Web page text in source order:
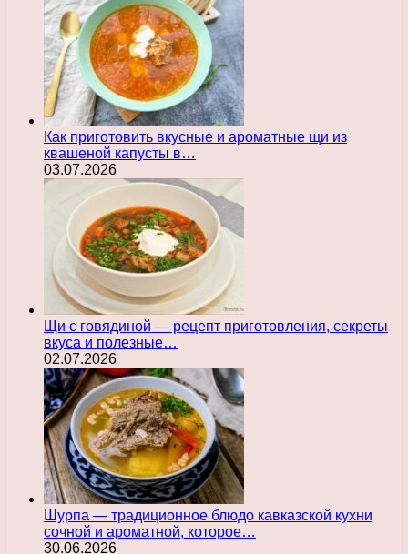
Как приготовить вкусные и ароматные щи из
квашеной капусты в…
03.07.2026
Щи с говядиной — рецепт приготовления, секреты
вкуса и полезные…
02.07.2026
Шурпа — традиционное блюдо кавказской кухни
сочной и ароматной, которое…
30.06.2026